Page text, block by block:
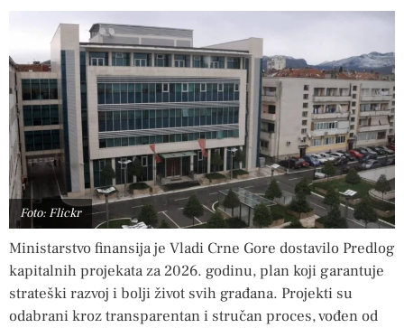
Foto: Flickr
Ministarstvo finansija je Vladi Crne Gore dostavilo Predlog
kapitalnih projekata za 2026. godinu, plan koji garantuje
strateški razvoj i bolji život svih građana. Projekti su
odabrani kroz transparentan i stručan proces, vođen od